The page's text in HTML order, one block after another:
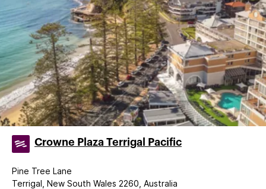
Crowne Plaza Terrigal Pacific
Pine Tree Lane
Terrigal, New South Wales 2260, Australia